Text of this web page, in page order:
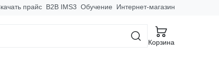
прайс B2B IMS3 Обучение Интернет-магазин
Корзина
100мА тип AC эл-